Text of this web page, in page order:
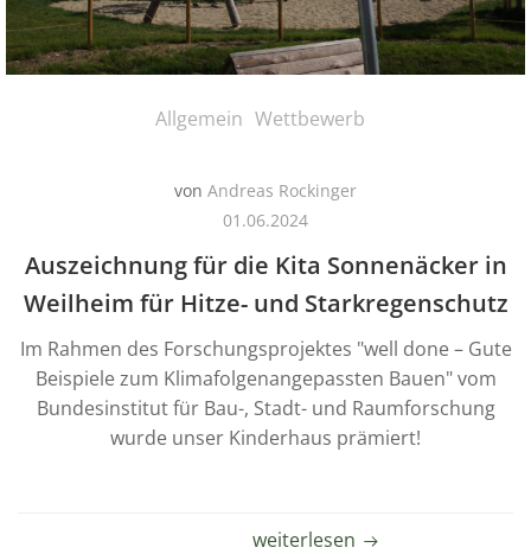
Allgemein Wettbewerb
von Andreas Rockinger
01.06.2024
Auszeichnung für die Kita Sonnenäcker in
Weilheim für Hitze- und Starkregenschutz
Im Rahmen des Forschungsprojektes "well done – Gute
Beispiele zum Klimafolgenangepassten Bauen" vom
Bundesinstitut für Bau-, Stadt- und Raumforschung
wurde unser Kinderhaus prämiert!
weiterlesen